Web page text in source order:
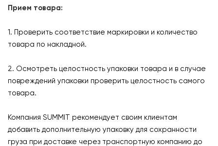
Прием товара:
1. Проверить соответствие маркировки и количество
товара по накладной.
2. Осмотреть целостность упаковки товара и в случае
повреждений упаковки проверить целостность самого
товара.
Компания SUMMIT рекомендует своим клиентам
добавить дополнительную упаковку для сохранности
груза при доставке через транспортную компанию до